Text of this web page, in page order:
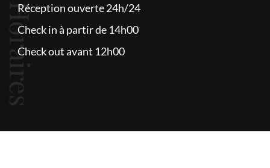
Horaires
Réception ouverte 24h/24
Check in à partir de 14h00
Check out avant 12h00